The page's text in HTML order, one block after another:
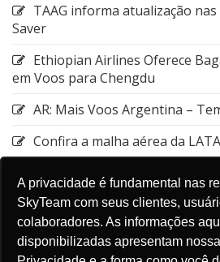
A privacidade é fundamental nas
SkyTeam com seus clientes,
colaboradores. As informações
disponibilizadas apresentam
TAAG informa atualização
Saver
Ethiopian Airlines Oferece
em Voos para Chengdu
AR: Mais Voos Argentina –
Confira a malha aérea da
Emirates: Alteração do local
entre a Estação de Nagoya e o
GOL: Cancelamento da rota
Aruba (AUA)